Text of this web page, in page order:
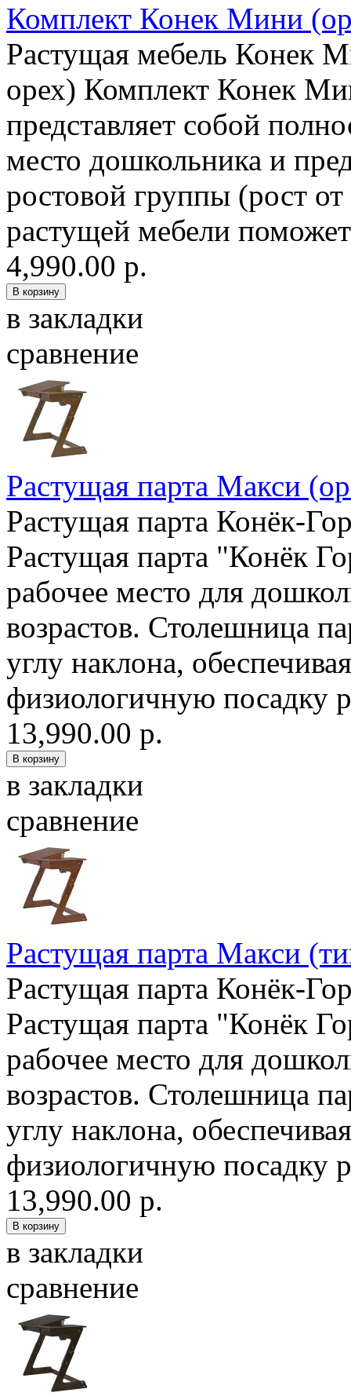
Комплект Конек Мини
Растущая мебель Конек
орех) Комплект Конек
представляет собой
место дошкольника и
ростовой группы (рост
растущей мебели
4,990.00 р.
в закладки
сравнение
Растущая парта Макси
Растущая парта Конёк-
Растущая парта "Конёк
рабочее место для
возрастов. Столешница
углу наклона,
физиологичную посадку
13,990.00 р.
в закладки
сравнение
Растущая парта Макси
Растущая парта Конёк-
Растущая парта "Конёк
рабочее место для
возрастов. Столешница
углу наклона,
физиологичную посадку
13,990.00 р.
в закладки
сравнение